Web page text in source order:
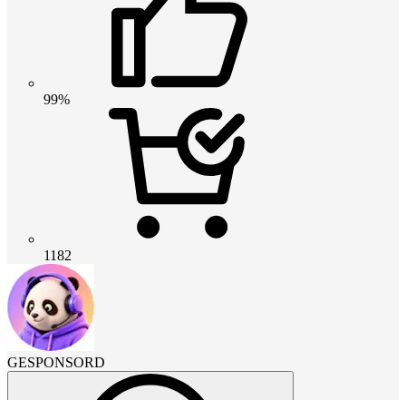
99%
1182
GESPONSORD